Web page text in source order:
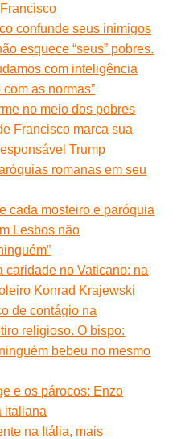
confunde seus inimigos
esquece “seus” pobres.
com inteligência
as normas”
no meio dos pobres
Francisco marca sua
Trump
romanas em seu
cada mosteiro e paróquia
Lesbos não
caridade no Vaticano: na
Konrad Krajewski
de contágio na
religioso. O bispo:
bebeu no mesmo
e os párocos: Enzo
italiana
na Itália, mais